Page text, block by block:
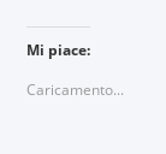
Mi piace:
Caricamento...